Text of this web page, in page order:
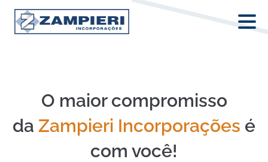
O maior compromisso
da Zampieri Incorporações é
com você!